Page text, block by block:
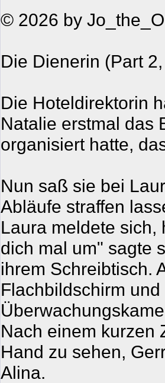
© 2026 by Jo_the_O
Die Dienerin (Part
Die Hoteldirektorin
Natalie erstmal das
organisiert hatte,
Nun saß sie bei
Abläufe straffen
Laura meldete sich,
dich mal um" sagte
ihrem Schreibtisch.
Flachbildschirm
Nach einem kurzen
Hand zu sehen,
Alina.